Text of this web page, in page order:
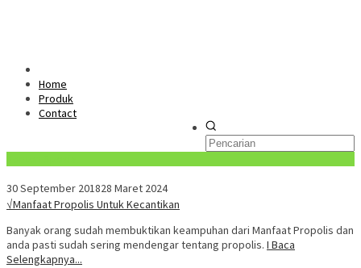
Home
Produk
Contact
30 September 201828 Maret 2024
√Manfaat Propolis Untuk Kecantikan
Banyak orang sudah membuktikan keampuhan dari Manfaat Propolis dan
anda pasti sudah sering mendengar tentang propolis. I Baca
Selengkapnya...